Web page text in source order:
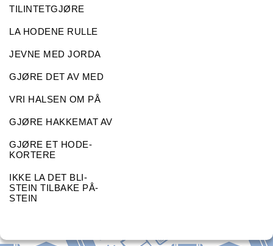
TILINTETGJØRE
LA HODENE RULLE
JEVNE MED JORDA
GJØRE DET AV MED
VRI HALSEN OM PÅ
GJØRE HAKKEMAT AV
GJØRE ET HODE-
KORTERE
IKKE LA DET BLI-
STEIN TILBAKE PÅ-
STEIN